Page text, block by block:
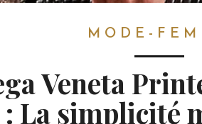
MODE-
Veneta
: La simplicité